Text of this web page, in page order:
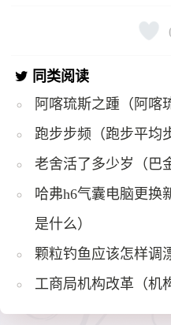
同类阅读
阿喀琉斯之踵（阿喀
跑步步频（跑步平均
老舍活了多少岁（巴
哈弗h6气囊电脑更换
是什么）
颗粒钓鱼应该怎样调
工商局机构改革（机